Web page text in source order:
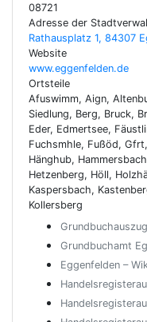
08721
Adresse der
Rathausplatz 1, 84307
Website
www.eggenfelden.de
Ortsteile
Afuswimm, Aign,
Siedlung, Berg, Bruck,
Eder, Edmertsee,
Fuchsmhle, Fußöd,
Hänghub,
Hetzenberg, Höll,
Kaspersbach,
Kollersberg
Grundbuchamt
Eggenfelden –